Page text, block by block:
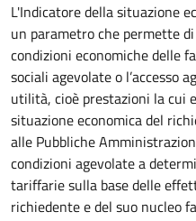
L'Indicatore della situazione
un parametro che permette
condizioni economiche delle
sociali agevolate o l’accesso
utilità, cioè prestazioni la cui
situazione economica del
alle Pubbliche
condizioni agevolate a
tariffarie sulla base delle
richiedente e del suo nucleo